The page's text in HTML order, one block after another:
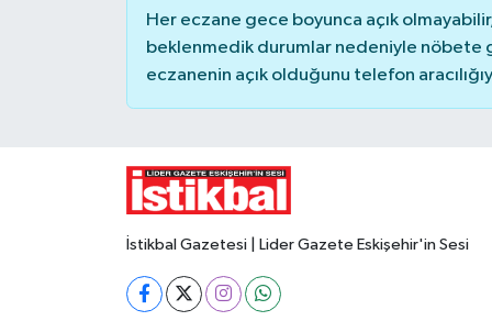
Her eczane gece boyunca açık
beklenmedik durumlar nedeniyle nöbete
eczanenin açık olduğunu telefon
İstikbal Gazetesi | Lider Gazete Eskişehir'in Sesi